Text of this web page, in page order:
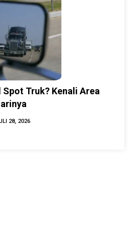
Spot Truk? Kenali Area
28, 2026